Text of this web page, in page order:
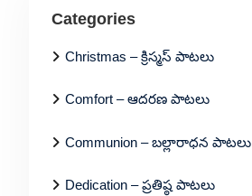
Categories
Christmas – క్రిస్మస్ పాటలు
Comfort – ఆదరణ పాటలు
Communion – బల్లారాధన పాటలు
Dedication – ప్రతిష్ఠ పాటలు